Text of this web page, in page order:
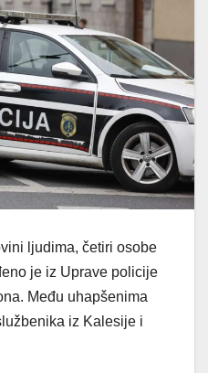
ljudima, četiri osobe
je iz Uprave policije
Među uhapšenima
iz Kalesije i